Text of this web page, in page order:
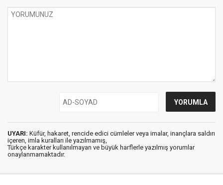
UYARI: Küfür, hakaret, rencide edici cümleler veya imalar, inançlara saldırı
içeren, imla kuralları ile yazılmamış,
Türkçe karakter kullanılmayan ve büyük harflerle yazılmış yorumlar
onaylanmamaktadır.